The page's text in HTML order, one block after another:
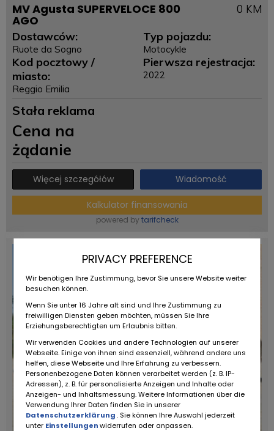
MV Agusta SUPERVELOCE 800
AGO
0 KM
Dostawców:
Ruote da Sogno
Kod pocztowy /
miasto:
Reggio Emilia
Typ pojazdu:
Motocykle
Pierwsza rejestracja:
2022
Stała reklama
Cena na
żądanie
Więcej szczegółów Wiadomość
Kalkulator finansowania
powered by tarifcheck
PRIVACY PREFERENCE
Wir benötigen Ihre Zustimmung, bevor Sie unsere Website weiter
besuchen können.
Wenn Sie unter 16 Jahre alt sind und Ihre Zustimmung zu
freiwilligen Diensten geben möchten, müssen Sie Ihre
Erziehungsberechtigten um Erlaubnis bitten.
Wir verwenden Cookies und andere Technologien auf unserer
Webseite. Einige von ihnen sind essenziell, während andere uns
helfen, diese Webseite und Ihre Erfahrung zu verbessern.
Personenbezogene Daten können verarbeitet werden (z. B. IP-
Adressen), z. B. für personalisierte Anzeigen und Inhalte oder
Anzeigen- und Inhaltsmessung. Weitere Informationen über die
Verwendung Ihrer Daten finden Sie in unserer
Datenschutzerklärung. Sie können Ihre Auswahl jederzeit
unter Einstellungenwiderrufen oder anpassen.